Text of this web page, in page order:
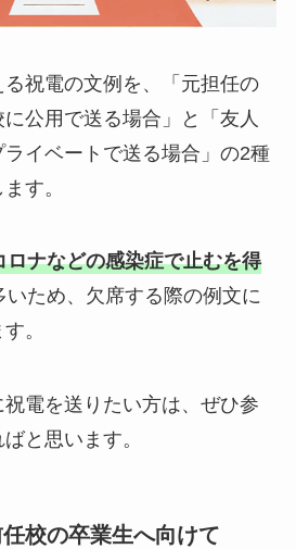
祝電の文例を、「元担任の
公用で送る場合」と「友人
イベートで送る場合」の2種
す。
ロナなどの感染症で止むを得
いため、欠席する際の例文に
。
電を送りたい方は、ぜひ参
と思います。
校の卒業生へ向けて